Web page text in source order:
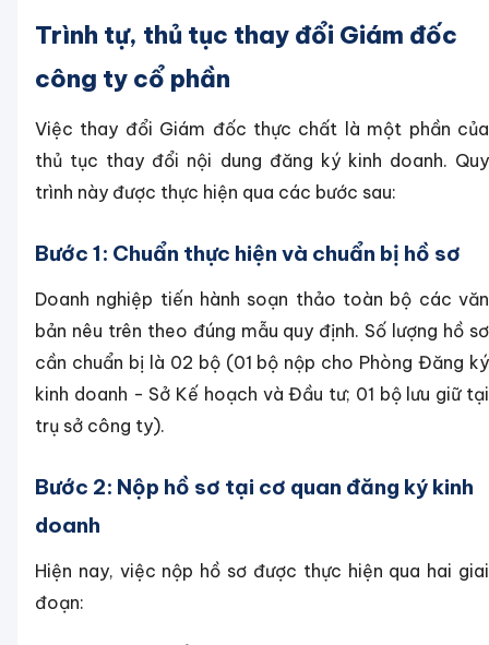
Trình tự, thủ tục thay đổi Giám đốc
công ty cổ phần
Việc thay đổi Giám đốc thực chất là một phần của
thủ tục thay đổi nội dung đăng ký kinh doanh. Quy
trình này được thực hiện qua các bước sau:
Bước 1: Chuẩn thực hiện và chuẩn bị hồ sơ
Doanh nghiệp tiến hành soạn thảo toàn bộ các văn
bản nêu trên theo đúng mẫu quy định. Số lượng hồ sơ
cần chuẩn bị là 02 bộ (01 bộ nộp cho Phòng Đăng ký
kinh doanh - Sở Kế hoạch và Đầu tư; 01 bộ lưu giữ tại
trụ sở công ty).
Bước 2: Nộp hồ sơ tại cơ quan đăng ký kinh
doanh
Hiện nay, việc nộp hồ sơ được thực hiện qua hai giai
đoạn: